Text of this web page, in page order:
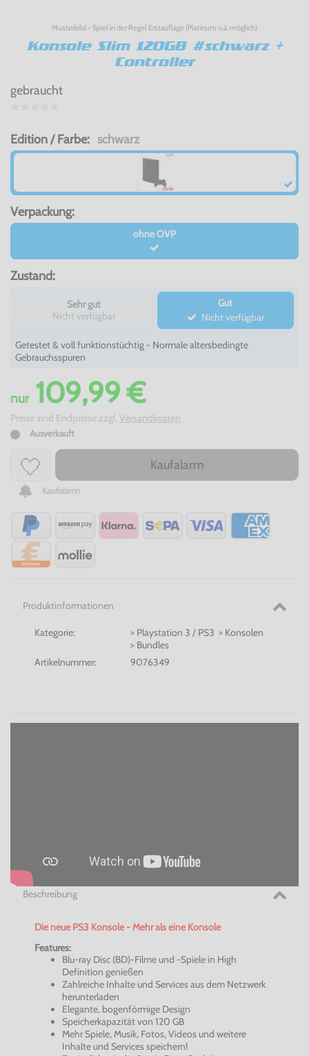
Musterbild - Spiel in der Regel Erstauflage (Platinum o.ä. möglich)
Konsole Slim 120GB #schwarz +
Controller
gebraucht
Edition / Farbe: schwarz
Verpackung:
ohne OVP
Zustand:
Sehr gut
Nicht verfügbar
Gut
Nicht verfügbar
Getestet & voll funktionstüchtig - Normale altersbedingte
Gebrauchsspuren
nur109,99 €
Preise sind Endpreise zzgl. Versandkosten
Ausverkauft
Kaufalarm
Kaufalarm
Produktinformationen
Kategorie:
> Playstation 3 / PS3 > Konsolen
> Bundles
Artikelnummer:
9076349
Beschreibung
Die neue PS3 Konsole - Mehr als eine Konsole
Features:
Blu-ray Disc (BD)-Filme und -Spiele in High
Definition genießen
Zahlreiche Inhalte und Services aus dem Netzwerk
herunterladen
Elegante, bogenförmige Design
Speicherkapazität von 120 GB
Mehr Spiele, Musik, Fotos, Videos und weitere
Inhalte und Services speichern!